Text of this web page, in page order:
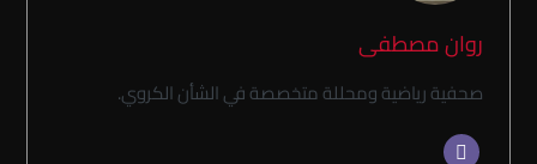
روان مصطفى
صحفية رياضية ومحللة متخصصة في الشأن الكروي.